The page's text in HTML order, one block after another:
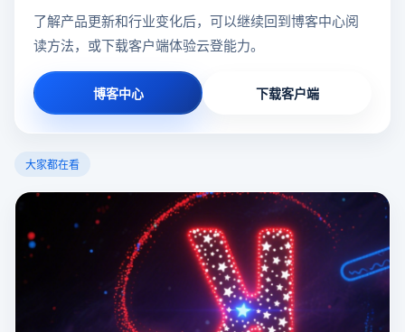
了解产品更新和行业变化后，可以继续回到博客中心阅
读方法，或下载客户端体验云登能力。
博客中心 下载客户端
大家都在看